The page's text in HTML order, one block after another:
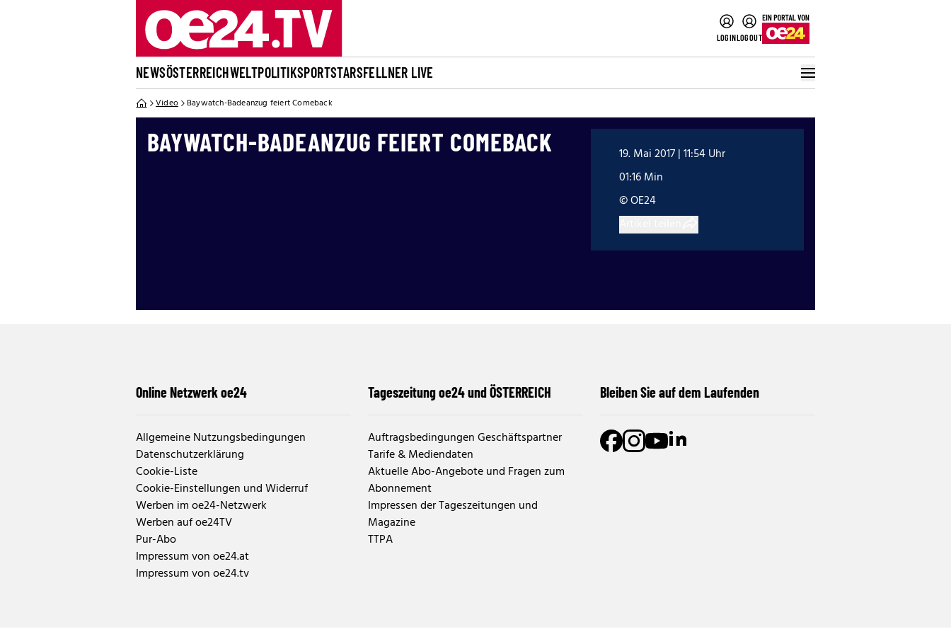
LOGINLOGOUT
NEWSÖSTERREICHWELTPOLITIKSPORTSTARSFELLNER LIVE
Video Baywatch-Badeanzug feiert Comeback
BAYWATCH-BADEANZUG FEIERT COMEBACK
19. Mai 2017 | 11:54 Uhr
01:16 Min
© OE24
Online Netzwerk oe24
Allgemeine Nutzungsbedingungen
Datenschutzerklärung
Cookie-Liste
Cookie-Einstellungen und Widerruf
Werben im oe24-Netzwerk
Werben auf oe24TV
Pur-Abo
Impressum von oe24.at
Impressum von oe24.tv
Tageszeitung oe24 und ÖSTERREICH
Auftragsbedingungen Geschäftspartner
Tarife & Mediendaten
Aktuelle Abo-Angebote und Fragen zum
Abonnement
Impressen der Tageszeitungen und
Magazine
TTPA
Bleiben Sie auf dem Laufenden